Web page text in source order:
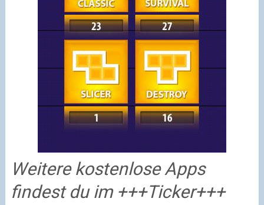
Weitere kostenlose Apps
findest du im +++Ticker+++